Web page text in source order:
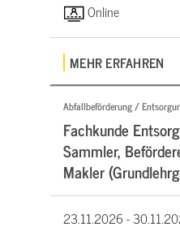
Online
MEHR ERFAHREN
Abfallbeförderung /
Fachkunde
Sammler,
Makler
23.11.2026 -